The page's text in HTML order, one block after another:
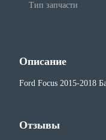
Тип запчасти
Описание
Ford Focus 2015-2018
Отзывы